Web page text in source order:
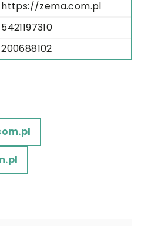
https://zema.com.pl
5421197310
200688102